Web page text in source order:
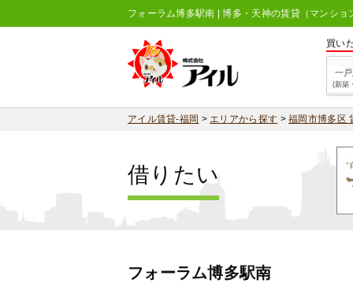
フォーラム博多駅南 | 博多・天神の賃貸（マンショ
買い
一
(新築
アイル賃貸-福岡 >エリアから探す >福岡市博多区
借りたい
フォーラム博多駅南